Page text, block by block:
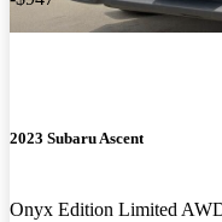
2023 Subaru Ascent
Onyx Edition Limited